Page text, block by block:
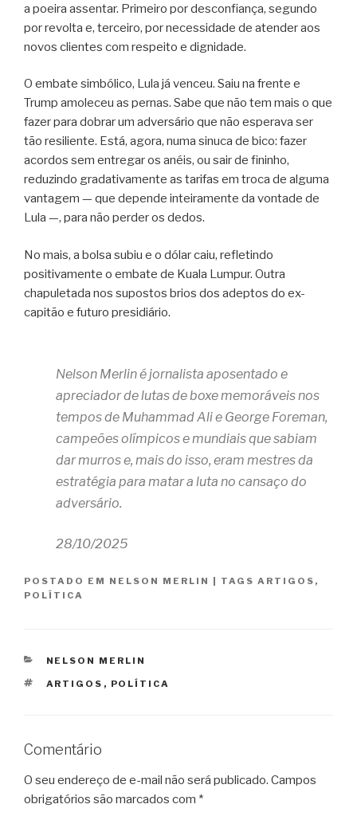
a poeira assentar. Primeiro por desconfiança, segundo
por revolta e, terceiro, por necessidade de atender aos
novos clientes com respeito e dignidade.
O embate simbólico, Lula já venceu. Saiu na frente e
Trump amoleceu as pernas. Sabe que não tem mais o que
fazer para dobrar um adversário que não esperava ser
tão resiliente. Está, agora, numa sinuca de bico: fazer
acordos sem entregar os anéis, ou sair de fininho,
reduzindo gradativamente as tarifas em troca de alguma
vantagem — que depende inteiramente da vontade de
Lula —, para não perder os dedos.
No mais, a bolsa subiu e o dólar caiu, refletindo
positivamente o embate de Kuala Lumpur. Outra
chapuletada nos supostos brios dos adeptos do ex-
capitão e futuro presidiário.
Nelson Merlin é jornalista aposentado e
apreciador de lutas de boxe memoráveis nos
tempos de Muhammad Ali e George Foreman,
campeões olímpicos e mundiais que sabiam
dar murros e, mais do isso, eram mestres da
estratégia para matar a luta no cansaço do
adversário.
28/10/2025
POSTADO EM NELSON MERLIN TAGS ARTIGOS ,
POLÍTICA
CATEGORIAS
NELSON MERLIN
TAGS
ARTIGOS , POLÍTICA
Comentário
O seu endereço de e-mail não será publicado. Campos
obrigatórios são marcados com *